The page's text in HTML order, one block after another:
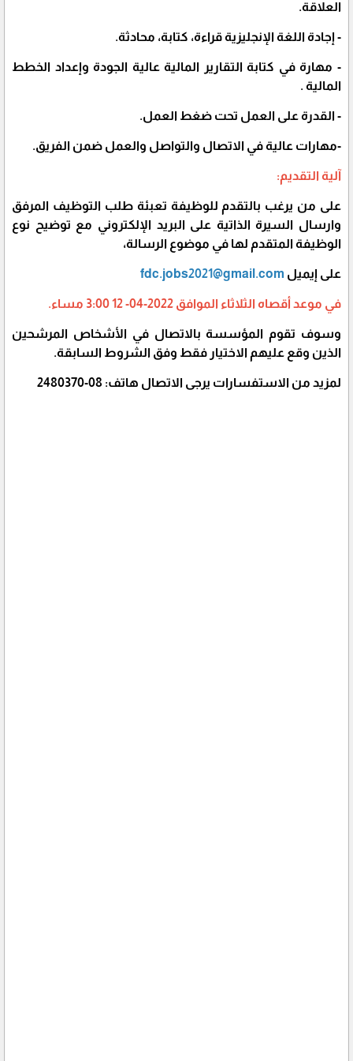
العلاقة.
- إجادة اللغة الإنجليزية قراءة، كتابة، محادثة.
- مهارة في كتابة التقارير المالية عالية الجودة وإعداد الخطط
المالية .
- القدرة على العمل تحت ضغط العمل.
-مهارات عالية في الاتصال والتواصل والعمل ضمن الفريق.
آلية التقديم:
على من يرغب بالتقدم للوظيفة تعبئة طلب التوظيف المرفق
وارسال السيرة الذاتية على البريد الإلكتروني مع توضيح نوع
الوظيفة المتقدم لها في موضوع الرسالة،
على إيميل fdc.jobs2021@gmail.com
في موعد أقصاه الثلاثاء الموافق 2022-04- 12 3:00 مساء.
وسوف تقوم المؤسسة بالاتصال في الأشخاص المرشحين
الذين وقع عليهم الاختيار فقط وفق الشروط السابقة.
لمزيد من الاستفسارات يرجى الاتصال هاتف: 08-2480370